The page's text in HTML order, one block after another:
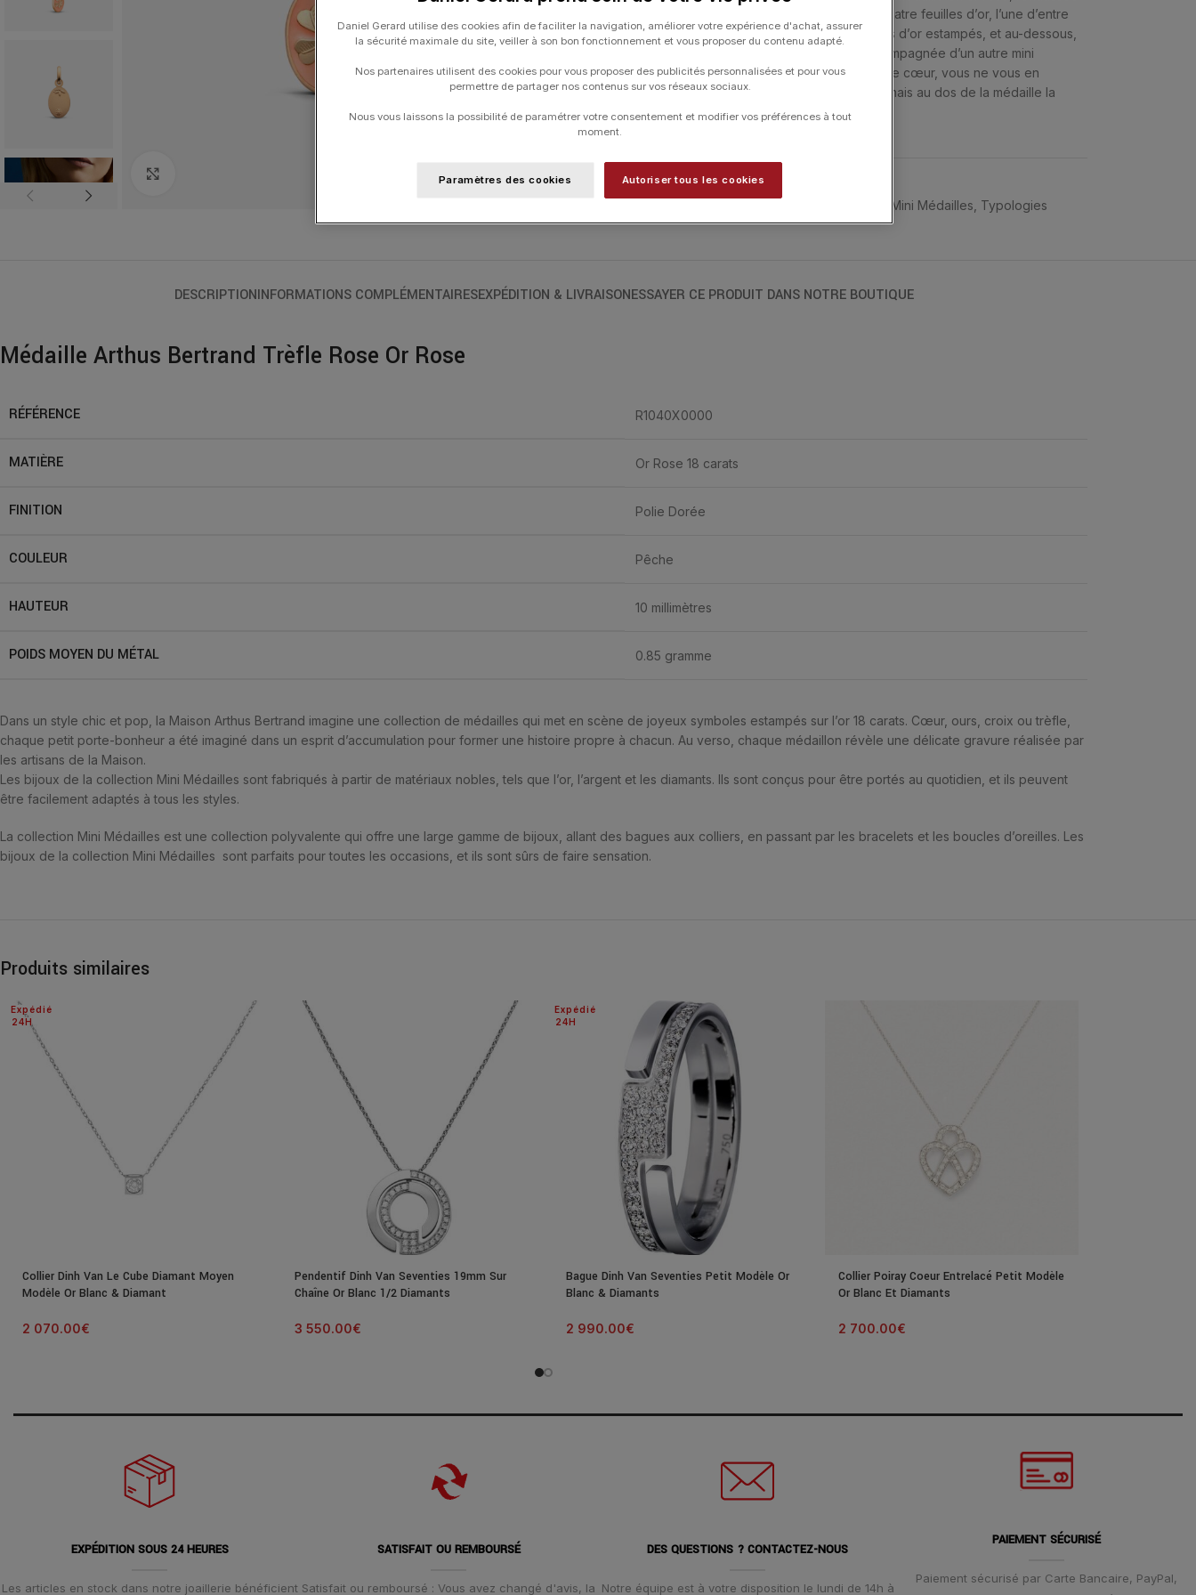
d’une résine de couleur pêche. Sur la face, un trèfle à quatre feuilles d’or, l’une d’entre
elle s’envolant. Sur le revers, de petits calissons et perles d’or estampés, et au-dessous,
l’étoile emblématique de la Maison. Portée en solo, accompagnée d’un autre mini
pendentif de la collection ou de l’une de vos médailles de cœur, vous ne vous en
séparerez plus jamais ! Personnalisable, gravez à tout jamais au dos de la médaille la
première lettre de la personne qui la portera.
UGS :
R1040X0000
Mini Médailles Typologies
DESCRIPTIONINFORMATIONS COMPLÉMENTAIRESEXPÉDITION & LIVRAISONESSAYER CE PRODUIT DANS NOTRE BOUTIQUE
Médaille Arthus Bertrand Trèfle Rose Or Rose
RÉFÉRENCE R1040X0000
MATIÈRE Or Rose 18 carats
FINITION Polie Dorée
COULEUR Pêche
HAUTEUR 10 millimètres
POIDS MOYEN DU MÉTAL 0.85 gramme
Dans un style chic et pop, la Maison Arthus Bertrand imagine une collection de médailles qui met en scène de joyeux symboles estampés sur l’or 18 carats. Cœur, ours, croix ou trèfle,
chaque petit porte-bonheur a été imaginé dans un esprit d’accumulation pour former une histoire propre à chacun. Au verso, chaque médaillon révèle une délicate gravure réalisée par
les artisans de la Maison.
Les bijoux de la collection Mini Médailles sont fabriqués à partir de matériaux nobles, tels que l’or, l’argent et les diamants. Ils sont conçus pour être portés au quotidien, et ils peuvent
être facilement adaptés à tous les styles.
La collection Mini Médailles est une collection polyvalente qui offre une large gamme de bijoux, allant des bagues aux colliers, en passant par les bracelets et les boucles d’oreilles. Les
bijoux de la collection Mini Médailles sont parfaits pour toutes les occasions, et ils sont sûrs de faire sensation.
Produits similaires
24H
Expédié
Collier Dinh Van Le Cube Diamant Moyen
Modèle Or Blanc & Diamant
2 070.00€
Pendentif Dinh Van Seventies 19mm Sur
Chaîne Or Blanc 1/2 Diamants
3 550.00€
24H
Expédié
Bague Dinh Van Seventies Petit Modèle Or
Blanc & Diamants
2 990.00€
Collier Poiray Coeur Entrelacé Petit Modèle
Or Blanc Et Diamants
2 700.00€
EXPÉDITION SOUS 24 HEURES
Les articles en stock dans notre joaillerie bénéficient
SATISFAIT OU REMBOURSÉ
Satisfait ou remboursé : Vous avez changé d'avis, la
DES QUESTIONS ? CONTACTEZ-NOUS
Notre équipe est à votre disposition le lundi de 14h à
PAIEMENT SÉCURISÉ
Paiement sécurisé par Carte Bancaire, PayPal,
Daniel Gerard utilise des cookies afin de faciliter la navigation, améliorer votre expérience d'achat, assurer
la sécurité maximale du site, veiller à son bon fonctionnement et vous proposer du contenu adapté.
Nos partenaires utilisent des cookies pour vous proposer des publicités personnalisées et pour vous
permettre de partager nos contenus sur vos réseaux sociaux.
Nous vous laissons la possibilité de paramétrer votre consentement et modifier vos préférences à tout
moment.
Paramètres des cookies Autoriser tous les cookies